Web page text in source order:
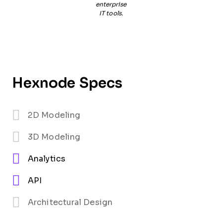
enterprise
IT tools.
Hexnode Specs
2D Modeling
3D Modeling
Analytics
API
Architectural Design